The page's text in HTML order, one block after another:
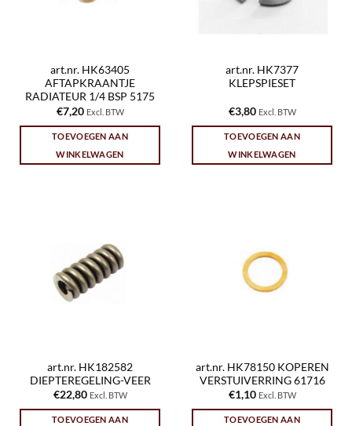
art.nr. HK63405
AFTAPKRAANTJE
RADIATEUR 1/4 BSP 5175
€7,20 Excl. BTW
TOEVOEGEN AAN
WINKELWAGEN
art.nr. HK7377
KLEPSPIESET
€3,80 Excl. BTW
TOEVOEGEN AAN
WINKELWAGEN
art.nr. HK182582
DIEPTEREGELING-VEER
€22,80 Excl. BTW
TOEVOEGEN AAN
art.nr. HK78150 KOPEREN
VERSTUIVERRING 61716
€1,10 Excl. BTW
TOEVOEGEN AAN